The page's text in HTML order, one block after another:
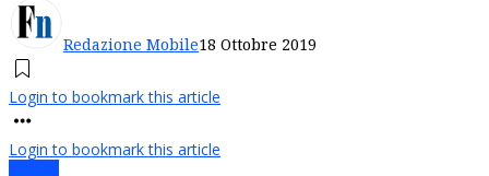
Redazione Mobile18 Ottobre 2019
Login to bookmark this article
Login to bookmark this article